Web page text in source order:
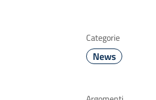
Categorie
News